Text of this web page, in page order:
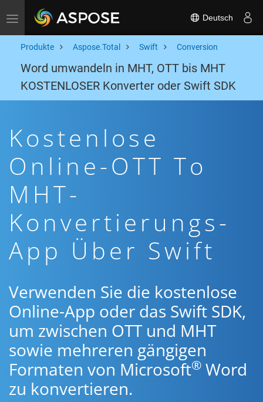
Toggle navigation Deutsch
Produkte Aspose.Total Swift Conversion
Word umwandeln in MHT, OTT bis MHT
KOSTENLOSER Konverter oder Swift SDK
Kostenlose
Online-OTT To
MHT-
Konvertierungs-
App Über Swift
Verwenden Sie die kostenlose
Online-App oder das Swift SDK,
um zwischen OTT und MHT
sowie mehreren gängigen
Formaten von Microsoft® Word
zu konvertieren.